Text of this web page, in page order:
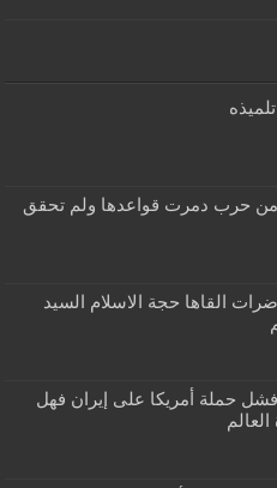
من حرب دمرت قواعدها ولم تحقق
القاها حجة الاسلام السيد
حملة أمريكا على إيران فهل